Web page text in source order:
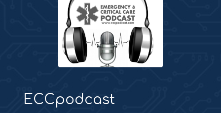
ECCpodcast